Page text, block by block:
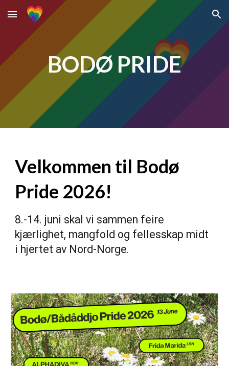
Skip to main content Skip to navigation
BODØ PRIDE
Velkommen til Bodø
Pride 2026!
8.-14. juni skal vi sammen feire
kjærlighet, mangfold og fellesskap midt
i hjertet av Nord-Norge.